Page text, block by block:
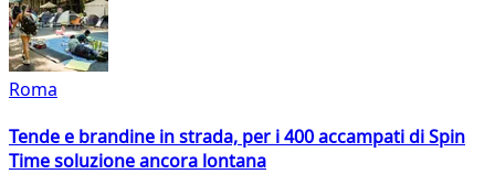
Roma
Tende e brandine in strada, per i 400 accampati di Spin
Time soluzione ancora lontana